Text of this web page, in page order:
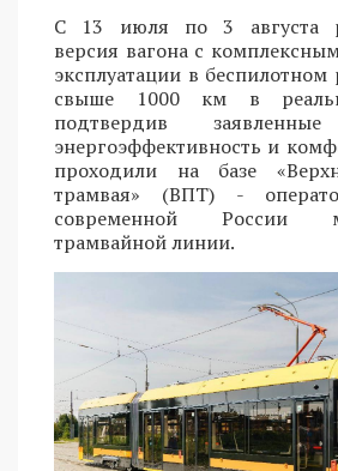
С 13 июля по 3 августа
версия вагона с
эксплуатации в
свыше 1000 км в
подтвердив
энергоэффективность и
проходили на базе
трамвая» (ВПТ) -
современной России
трамвайной линии.